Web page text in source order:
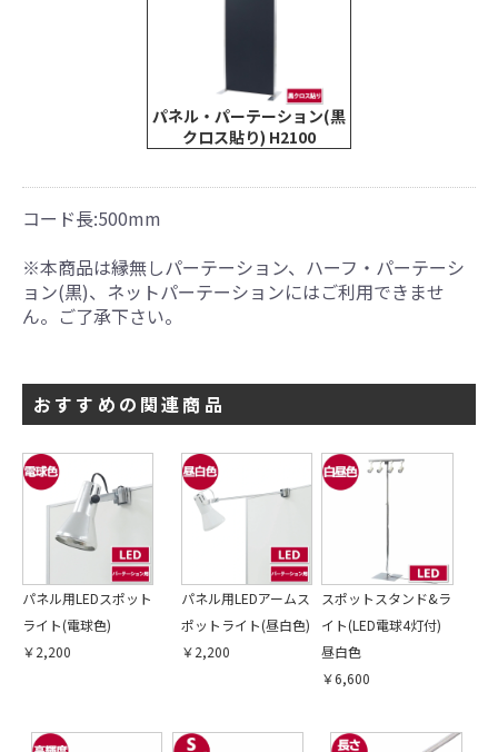
パネル・パーテーション(黒
クロス貼り) H2100
コード長:500mm
※本商品は縁無しパーテーション、ハーフ・パーテーシ
ョン(黒)、ネットパーテーションにはご利用できませ
ん。ご了承下さい。
おすすめの関連商品
パネル用LEDスポット
ライト(電球色)
￥2,200
パネル用LEDアームス
ポットライト(昼白色)
￥2,200
スポットスタンド&ラ
イト(LED電球4灯付)
昼白色
￥6,600